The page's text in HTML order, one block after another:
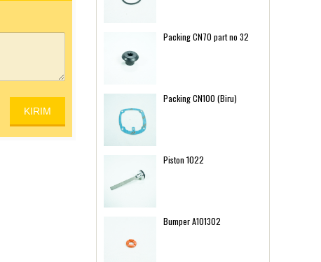
Packing CN70 part no 32
Packing CN100 (Biru)
Piston 1022
Bumper A101302